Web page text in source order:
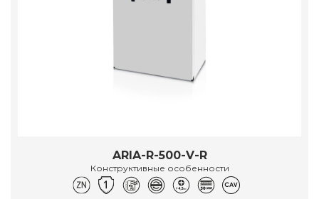
ARIA-R-500-V-R
Конструктивные особенности